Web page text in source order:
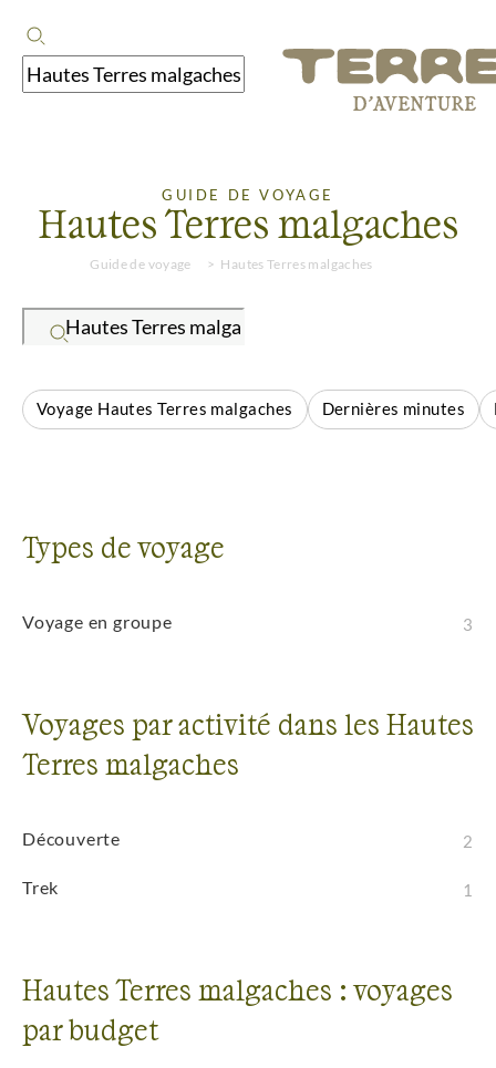
GUIDE DE VOYAGE
Hautes Terres malgaches
Guide de voyage Hautes Terres malgaches
Voyage Hautes Terres malgaches Dernières minutes
Types de voyage
Voyage en groupe 3
Voyages par activité dans les Hautes
Terres malgaches
Découverte 2
Trek 1
Hautes Terres malgaches : voyages
par budget